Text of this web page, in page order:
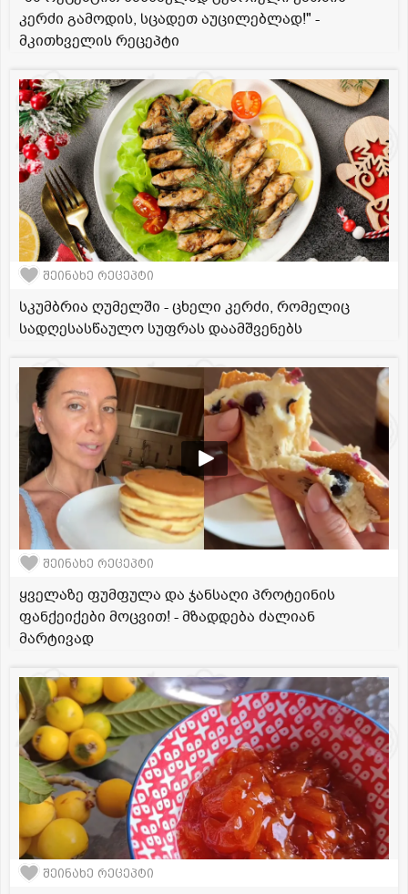
კერძი გამოდის, სცადეთ აუცილებლად!" -
მკითხველის რეცეპტი
შეინახე რეცეპტი
სკუმბრია ღუმელში - ცხელი კერძი, რომელიც
სადღესასწაულო სუფრას დაამშვენებს
შეინახე რეცეპტი
ყველაზე ფუმფულა და ჯანსაღი პროტეინის
ფანქეიქები მოცვით! - მზადდება ძალიან
მარტივად
შეინახე რეცეპტი